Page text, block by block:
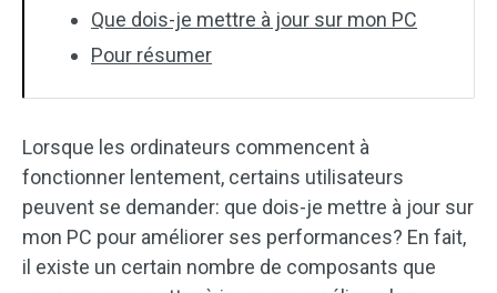
Que dois-je mettre à jour sur mon PC
Pour résumer
Lorsque les ordinateurs commencent à
fonctionner lentement, certains utilisateurs
peuvent se demander: que dois-je mettre à jour sur
mon PC pour améliorer ses performances? En fait,
il existe un certain nombre de composants que